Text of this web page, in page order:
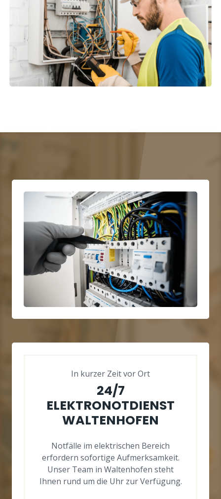
In kurzer Zeit vor Ort
24/7
ELEKTRONOTDIENST
WALTENHOFEN
Notfälle im elektrischen Bereich
erfordern sofortige Aufmerksamkeit.
Unser Team in Waltenhofen steht
Ihnen rund um die Uhr zur Verfügung.